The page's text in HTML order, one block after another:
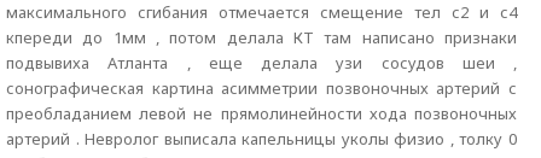
максимального сгибания отмечается смещение тел с2 и с4
кпереди до 1мм , потом делала КТ там написано признаки
подвывиха Атланта , еще делала узи сосудов шеи ,
сонографическая картина асимметрии позвоночных артерий с
преобладанием левой не прямолинейности хода позвоночных
артерий . Невролог выписала капельницы уколы физио , толку 0